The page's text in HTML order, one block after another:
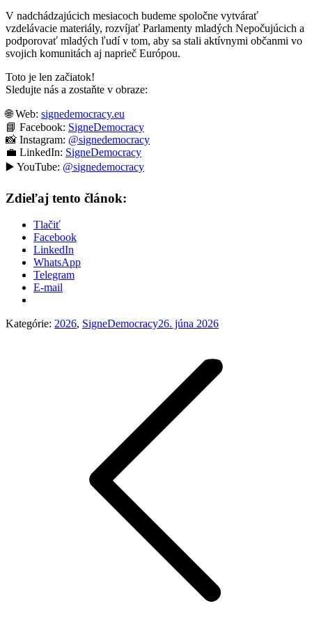
V nadchádzajúcich mesiacoch budeme spoločne vytvárať
vzdelávacie materiály, rozvíjať Parlamenty mladých Nepočujúcich a
podporovať mladých ľudí v tom, aby sa stali aktívnymi občanmi vo
svojich komunitách aj naprieč Európou.
Toto je len začiatok!
Sledujte nás a zostaňte v obraze:
🌐 Web: signedemocracy.eu
📘 Facebook: SigneDemocracy
📸 Instagram: @signedemocracy
💼 LinkedIn: SigneDemocracy
▶️ YouTube: @signedemocracy
Zdieľaj tento článok:
Tlačiť
Facebook
LinkedIn
WhatsApp
Telegram
E-mail
Kategórie: 2026, SigneDemocracy26. júna 2026